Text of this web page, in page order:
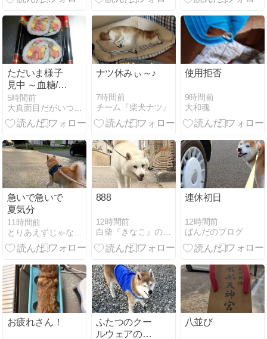
ただいま様子
見中 ～血糖/海
鮮巻/紅ショウ
ガ揚げ/冷やし
中華/ミルクレ
他～
5時間前
ナツ休みぃ～♪
7時間前
チーム『柴犬ナツ』
使用拒否
9時間前
大和魂
急いで急いで
夏気分
11時間前
888
12時間前
白柴『きなこ』のお気楽ブログ
連休初日
12時間前
ぱんだのブログ
お疲れさん！
ふたつのクー
ルウェアの使
八並び